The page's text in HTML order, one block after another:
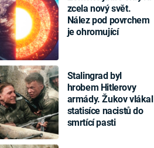
zcela nový svět.
Nález pod povrchem
je ohromující
Stalingrad byl
hrobem Hitlerovy
armády. Žukov vlákal
statisíce nacistů do
smrtící pasti